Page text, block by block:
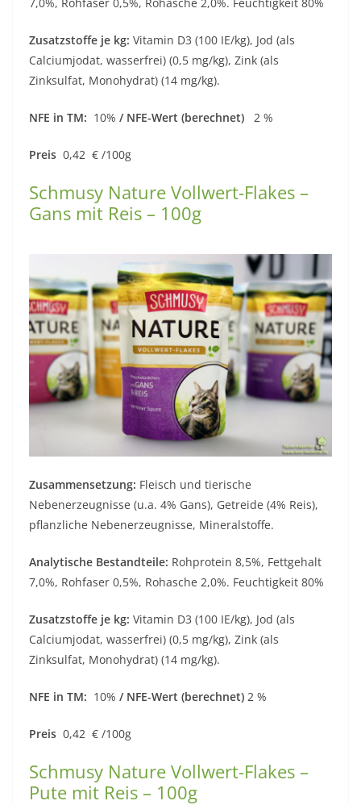
Zusatzstoffe je kg: Vitamin D3 (100 IE/kg), Jod (als
Calciumjodat, wasserfrei) (0,5 mg/kg), Zink (als
Zinksulfat, Monohydrat) (14 mg/kg).
NFE in TM: 10% / NFE-Wert (berechnet) 2 %
Preis 0,42 € /100g
Schmusy Nature Vollwert-Flakes –
Gans mit Reis – 100g
Zusammensetzung: Fleisch und tierische
Nebenerzeugnisse (u.a. 4% Gans), Getreide (4% Reis),
pflanzliche Nebenerzeugnisse, Mineralstoffe.
Analytische Bestandteile: Rohprotein 8,5%, Fettgehalt
7,0%, Rohfaser 0,5%, Rohasche 2,0%. Feuchtigkeit 80%
Zusatzstoffe je kg: Vitamin D3 (100 IE/kg), Jod (als
Calciumjodat, wasserfrei) (0,5 mg/kg), Zink (als
Zinksulfat, Monohydrat) (14 mg/kg).
NFE in TM: 10% / NFE-Wert (berechnet) 2 %
Preis 0,42 € /100g
Schmusy Nature Vollwert-Flakes –
Pute mit Reis – 100g